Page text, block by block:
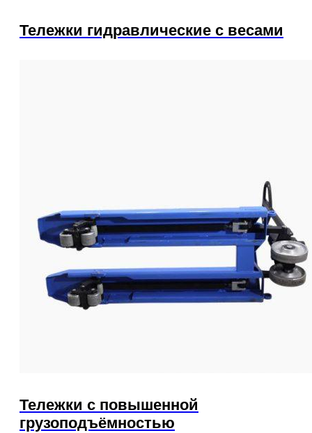
Тележки гидравлические с весами
Тележки с повышенной
грузоподъёмностью